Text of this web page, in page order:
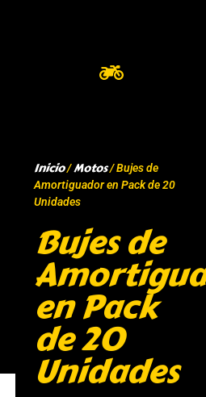
Inicio/Motos/ Bujes de
Amortiguador en Pack de 20
Unidades
Bujes de
en Pack
de 20
Unidades